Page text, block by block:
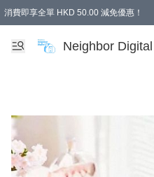
消費即享全單 HKD 50.00 減免優惠！
Neighbor Digital